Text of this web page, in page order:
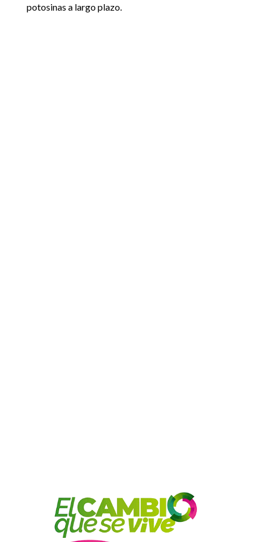
potosinas a largo plazo.